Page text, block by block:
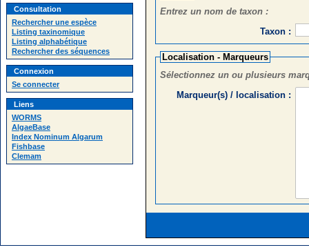
Consultation
Rechercher une espèce
Listing taxinomique
Listing alphabétique
Rechercher des séquences
Connexion
Se connecter
Liens
WORMS
AlgaeBase
Index Nominum Algarum
Fishbase
Clemam
Entrez un nom de taxon :
Taxon :
Localisation - Marqueurs
Sélectionnez un ou plusieurs
Marqueur(s) / localisation :